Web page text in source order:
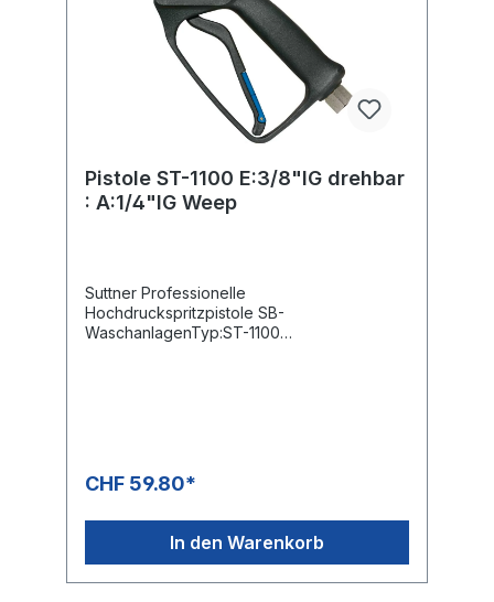
Pistole ST-1100 E:3/8"IG drehbar
: A:1/4"IG Weep
Suttner Professionelle
Hochdruckspritzpistole SB-
WaschanlagenTyp:ST-1100
CHF 59.80*
In den Warenkorb